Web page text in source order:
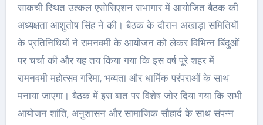
साकची स्थित उत्कल एसोसिएशन सभागार में आयोजित बैठक की
अध्यक्षता आशुतोष सिंह ने की। बैठक के दौरान अखाड़ा समितियों
के प्रतिनिधियों ने रामनवमी के आयोजन को लेकर विभिन्न बिंदुओं
पर चर्चा की और यह तय किया गया कि इस वर्ष पूरे शहर में
रामनवमी महोत्सव गरिमा, भव्यता और धार्मिक परंपराओं के साथ
मनाया जाएगा। बैठक में इस बात पर विशेष जोर दिया गया कि सभी
आयोजन शांति, अनुशासन और सामाजिक सौहार्द के साथ संपन्न